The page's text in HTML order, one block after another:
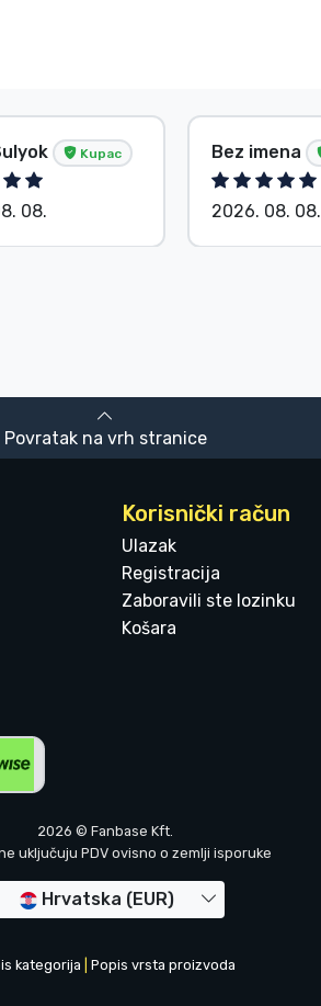
Kupac
08.
Bez imena
2026. 08. 08.
Povratak na vrh stranice
Korisnički račun
Ulazak
Registracija
Zaboravili ste lozinku
Košara
2026 © Fanbase Kft.
uključuju PDV ovisno o zemlji isporuke
Hrvatska (EUR)
kategorija Popis vrsta proizvoda